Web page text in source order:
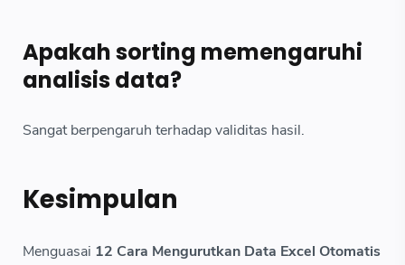
Apakah sorting memengaruhi
analisis data?
Sangat berpengaruh terhadap validitas hasil.
Kesimpulan
Menguasai 12 Cara Mengurutkan Data Excel Otomatis